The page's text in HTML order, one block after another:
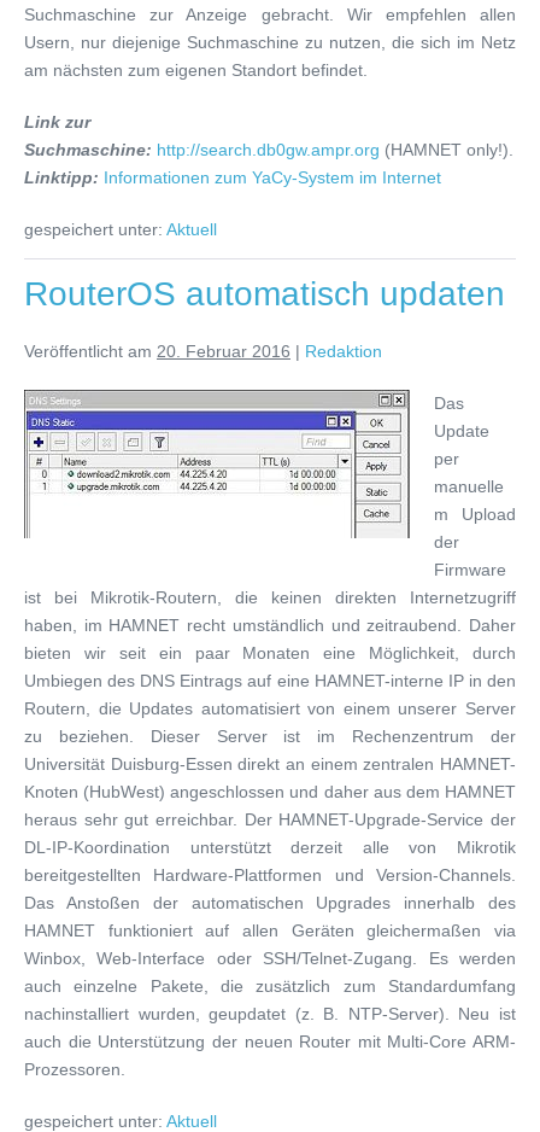
Suchmaschine zur Anzeige gebracht. Wir empfehlen allen
Usern, nur diejenige Suchmaschine zu nutzen, die sich im Netz
am nächsten zum eigenen Standort befindet.
Link zur
Suchmaschine: http://search.db0gw.ampr.org (HAMNET only!).
Linktipp: Informationen zum YaCy-System im Internet
gespeichert unter: Aktuell
RouterOS automatisch updaten
Veröffentlicht am 20. Februar 2016 | Redaktion
Das
Update
per
manuelle
m Upload
der
Firmware
ist bei Mikrotik-Routern, die keinen direkten Internetzugriff
haben, im HAMNET recht umständlich und zeitraubend. Daher
bieten wir seit ein paar Monaten eine Möglichkeit, durch
Umbiegen des DNS Eintrags auf eine HAMNET-interne IP in den
Routern, die Updates automatisiert von einem unserer Server
zu beziehen. Dieser Server ist im Rechenzentrum der
Universität Duisburg-Essen direkt an einem zentralen HAMNET-
Knoten (HubWest) angeschlossen und daher aus dem HAMNET
heraus sehr gut erreichbar. Der HAMNET-Upgrade-Service der
DL-IP-Koordination unterstützt derzeit alle von Mikrotik
bereitgestellten Hardware-Plattformen und Version-Channels.
Das Anstoßen der automatischen Upgrades innerhalb des
HAMNET funktioniert auf allen Geräten gleichermaßen via
Winbox, Web-Interface oder SSH/Telnet-Zugang. Es werden
auch einzelne Pakete, die zusätzlich zum Standardumfang
nachinstalliert wurden, geupdatet (z. B. NTP-Server). Neu ist
auch die Unterstützung der neuen Router mit Multi-Core ARM-
Prozessoren.
gespeichert unter: Aktuell